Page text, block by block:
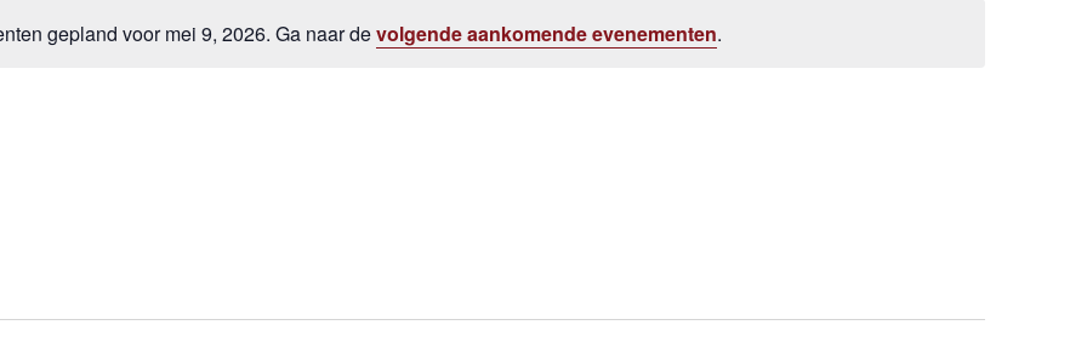
Bericht
gepland voor mei 9, 2026. Ga naar devolgende aankomende evenementen.